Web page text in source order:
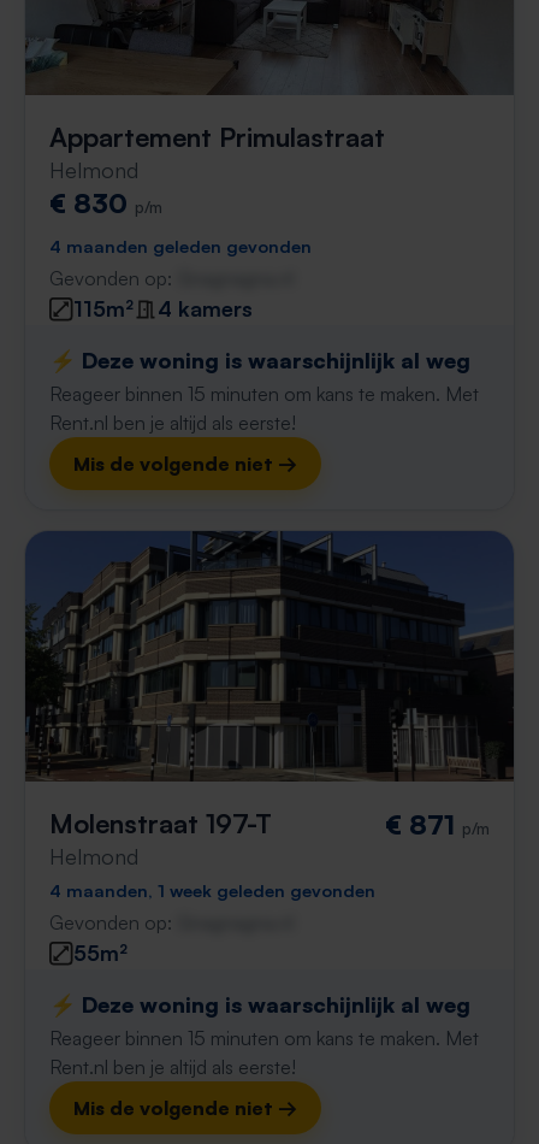
Appartement Primulastraat
Helmond
€ 830 p/m
4 maanden geleden gevonden
Gevonden op:
115m²
4 kamers
⚡️ Deze woning is waarschijnlijk al weg
Reageer binnen 15 minuten om kans te maken. Met
Rent.nl ben je altijd als eerste!
Mis de volgende niet →
Molenstraat 197-T
Helmond
€ 871 p/m
4 maanden, 1 week geleden gevonden
Gevonden op:
55m²
⚡️ Deze woning is waarschijnlijk al weg
Reageer binnen 15 minuten om kans te maken. Met
Rent.nl ben je altijd als eerste!
Mis de volgende niet →